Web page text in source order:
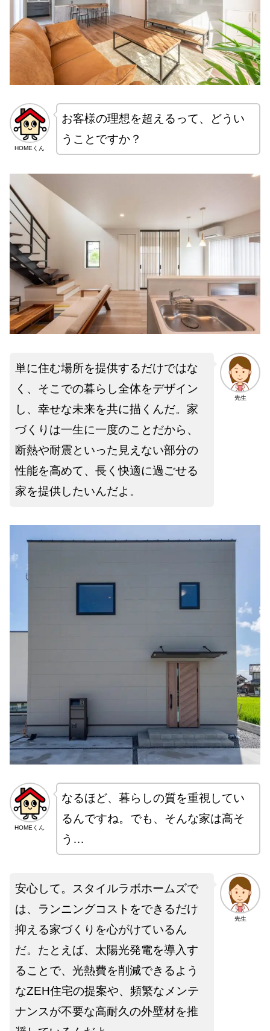
HOMEくん
お客様の理想を超えるって、どうい
うことですか？
先生
単に住む場所を提供するだけではな
く、そこでの暮らし全体をデザイン
し、幸せな未来を共に描くんだ。家
づくりは一生に一度のことだから、
断熱や耐震といった見えない部分の
性能を高めて、長く快適に過ごせる
家を提供したいんだよ。
HOMEくん
なるほど、暮らしの質を重視してい
るんですね。でも、そんな家は高そ
う…
先生
安心して。スタイルラボホームズで
は、ランニングコストをできるだけ
抑える家づくりを心がけているん
だ。たとえば、太陽光発電を導入す
ることで、光熱費を削減できるよう
なZEH住宅の提案や、頻繁なメンテ
ナンスが不要な高耐久の外壁材を推